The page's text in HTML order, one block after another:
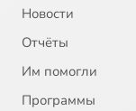
Новости
Отчёты
Им помогли
Программы